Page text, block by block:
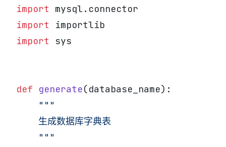
import mysql.connector
import importlib
import sys
def generate(database_name):
    """
    生成数据库字典表
    """